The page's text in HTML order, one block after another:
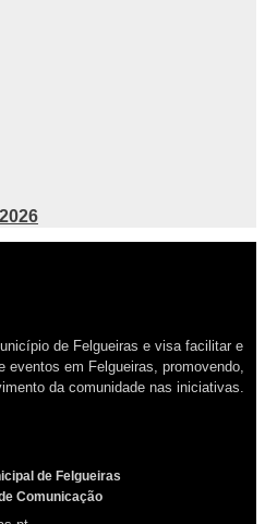
de Felgueiras e visa facilitar e
em Felgueiras, promovendo,
da comunidade nas iniciativas.
de Felgueiras
Comunicação